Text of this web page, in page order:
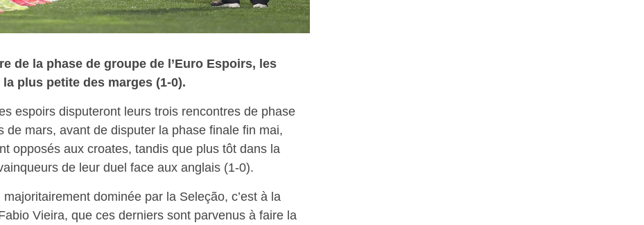
de la phase de groupe de l’Euro Espoirs, les
plus petite des marges (1-0).
espoirs disputeront leurs trois rencontres de phase
de mars, avant de disputer la phase finale fin mai,
opposés aux croates, tandis que plus tôt dans la
de leur duel face aux anglais (1-0).
dominée par la Seleção, c’est à la
Vieira, que ces derniers sont parvenus à faire la